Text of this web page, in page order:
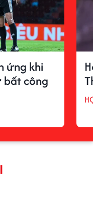
ứng khi
bất công